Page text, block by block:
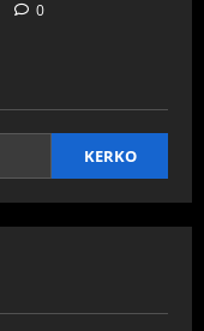
0
KERKO